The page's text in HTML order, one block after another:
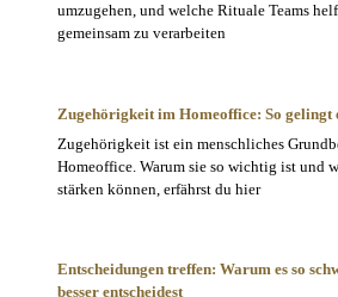
umzugehen, und welche Rituale Teams
gemeinsam zu verarbeiten
Zugehörigkeit im Homeoffice: So gelingt
Zugehörigkeit ist ein menschliches
Homeoffice. Warum sie so wichtig ist und
stärken können, erfährst du hier
Entscheidungen treffen: Warum es so
besser entscheidest